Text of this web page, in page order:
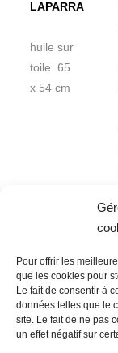
Pour offrir les
que les cookies pour
Le fait de consentir à
données telles que le
site. Le fait de ne pas
un effet négatif sur
LAPARRA
huile sur
toile 65
x 54 cm
Nous
Politique de